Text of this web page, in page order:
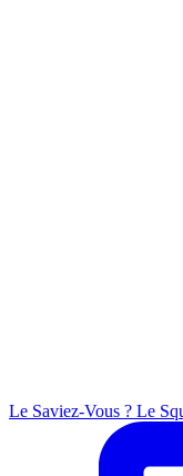
Le Saviez-Vous ? Le